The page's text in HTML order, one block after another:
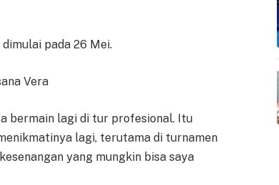
pada 26 Mei.
Vera
bermain lagi di tur profesional. Itu
lagi, terutama di turnamen
yang mungkin bisa saya